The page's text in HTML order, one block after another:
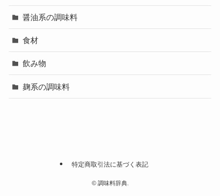
醤油系の調味料
食材
飲み物
麹系の調味料
特定商取引法に基づく表記
©調味料辞典.